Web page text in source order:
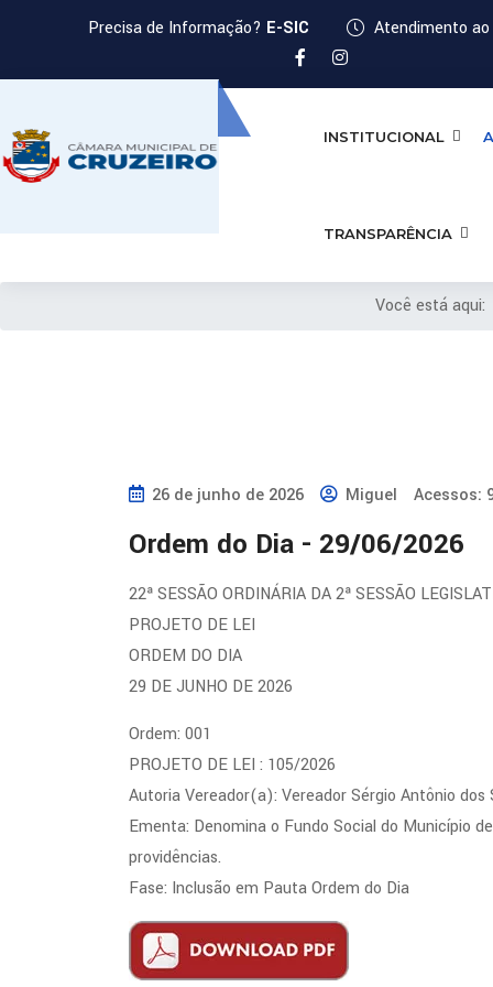
Precisa de Informação? E-SIC Atendimento
INSTITUCIONAL
TRANSPARÊNCIA
Você está aqui:
26 de junho de 2026 Miguel Acessos:
Ordem do Dia - 29/06/2026
22ª SESSÃO ORDINÁRIA DA 2ª SESSÃO
PROJETO DE LEI
ORDEM DO DIA
29 DE JUNHO DE 2026
Ordem: 001
PROJETO DE LEI : 105/2026
Autoria Vereador(a): Vereador Sérgio Antônio dos
Ementa: Denomina o Fundo Social do Município
providências.
Fase: Inclusão em Pauta Ordem do Dia